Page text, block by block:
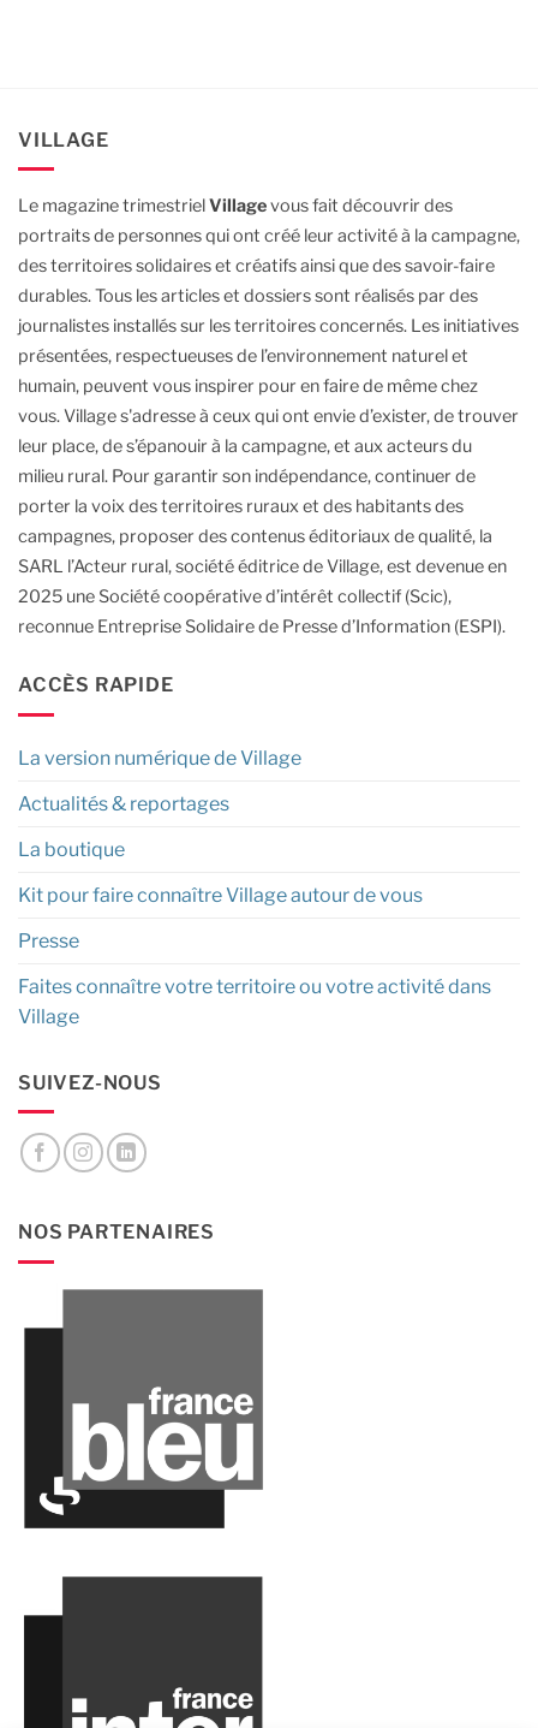
VILLAGE
Le magazine trimestrielVillagevous fait découvrir des
portraits de personnes qui ont créé leur activité à la campagne,
des territoires solidaires et créatifs ainsi que des savoir-faire
durables.Tous les articles et dossiers sont réalisés par des
journalistes installés sur les territoires concernés. Les initiatives
présentées, respectueuses de l’environnement naturel et
humain, peuvent vous inspirer pour en faire de même chez
vous.Village s'adresse à ceux qui ont envie d’exister, de trouver
leur place, de s’épanouir à la campagne, et aux acteurs du
milieu rural. Pour garantir son indépendance, continuer de
porter la voix des territoires ruraux et des habitants des
campagnes, proposer des contenus éditoriaux de qualité, la
SARL l’Acteur rural, société éditrice de Village, est devenue en
2025 une Société coopérative d’intérêt collectif (Scic),
reconnue Entreprise Solidaire de Presse d’Information (ESPI).
ACCÈS RAPIDE
La version numérique de Village
Actualités & reportages
La boutique
Kit pour faire connaître Village autour de vous
Presse
Faites connaître votre territoire ou votre activité dans
Village
SUIVEZ-NOUS
NOS PARTENAIRES